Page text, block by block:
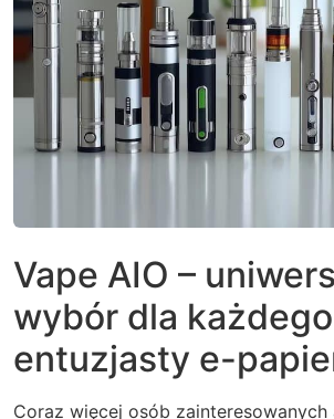
Vape AIO –
wybór dla każdego
entuzjasty e-
Coraz więcej osób